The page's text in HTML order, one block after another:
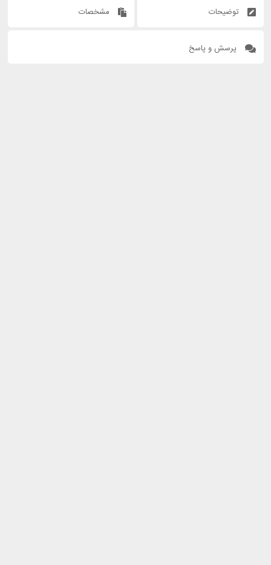
توضیحات مشخصات
پرسش و پاسخ